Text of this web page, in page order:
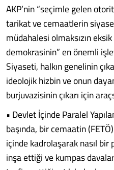
AKP’nin “seçimle gelen
tarikat ve cemaatlerin
müdahalesi olmaksızın
demokrasinin” en önemli
Siyaseti, halkın genelinin
ideolojik hizbin ve onun
burjuvazisinin çıkarı için
• Devlet İçinde Paralel
başında, bir cemaatin
içinde kadrolaşarak nasıl bir
inşa ettiği ve kumpas